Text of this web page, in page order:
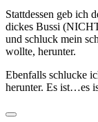
Stattdessen geb ich
dickes Bussi
und schluck mein
wollte, herunter.
Ebenfalls schlucke
herunter. Es ist…es